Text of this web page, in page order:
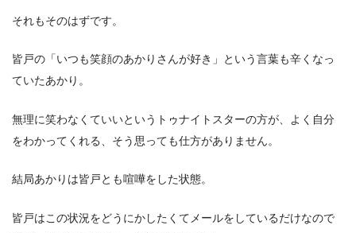
それもそのはずです。
皆戸の「いつも笑顔のあかりさんが好き」という言葉も辛くなっ
ていたあかり。
無理に笑わなくていいというトゥナイトスターの方が、よく自分
をわかってくれる、そう思っても仕方がありません。
結局あかりは皆戸とも喧嘩をした状態。
皆戸はこの状況をどうにかしたくてメールをしているだけなので